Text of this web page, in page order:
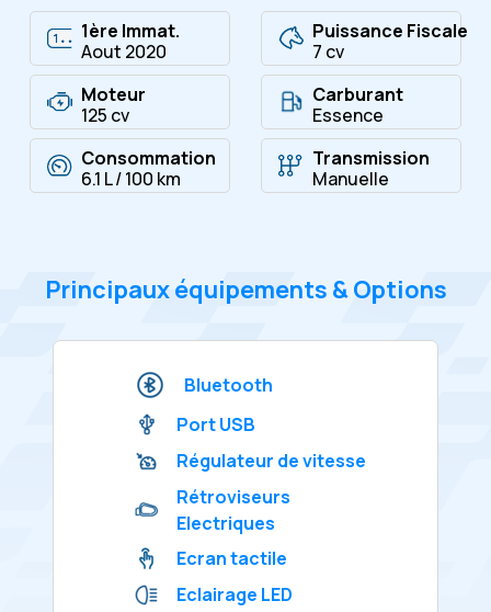
1ère Immat.
Aout 2020
Puissance Fiscale
7 cv
Moteur
125 cv
Carburant
Essence
Consommation
6.1 L / 100 km
Transmission
Manuelle
Principaux équipements & Options
Bluetooth
Port USB
Régulateur de vitesse
Rétroviseurs
Electriques
Ecran tactile
Eclairage LED